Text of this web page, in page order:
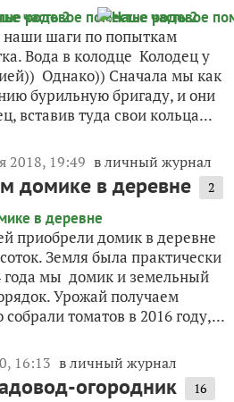
наши шаги по попыткам
Вода в колодце Колодец у
Однако)) Сначала мы как
бурильную бригаду, и они
вставив туда свои кольца...
2018, 19:49 в личный журнал
домике в деревне 2
приобрели домик в деревне
Земля была практически
года мы домик и земельный
Урожай получаем
томатов в 2016 году,...
16:13 в личный журнал
огородник 16